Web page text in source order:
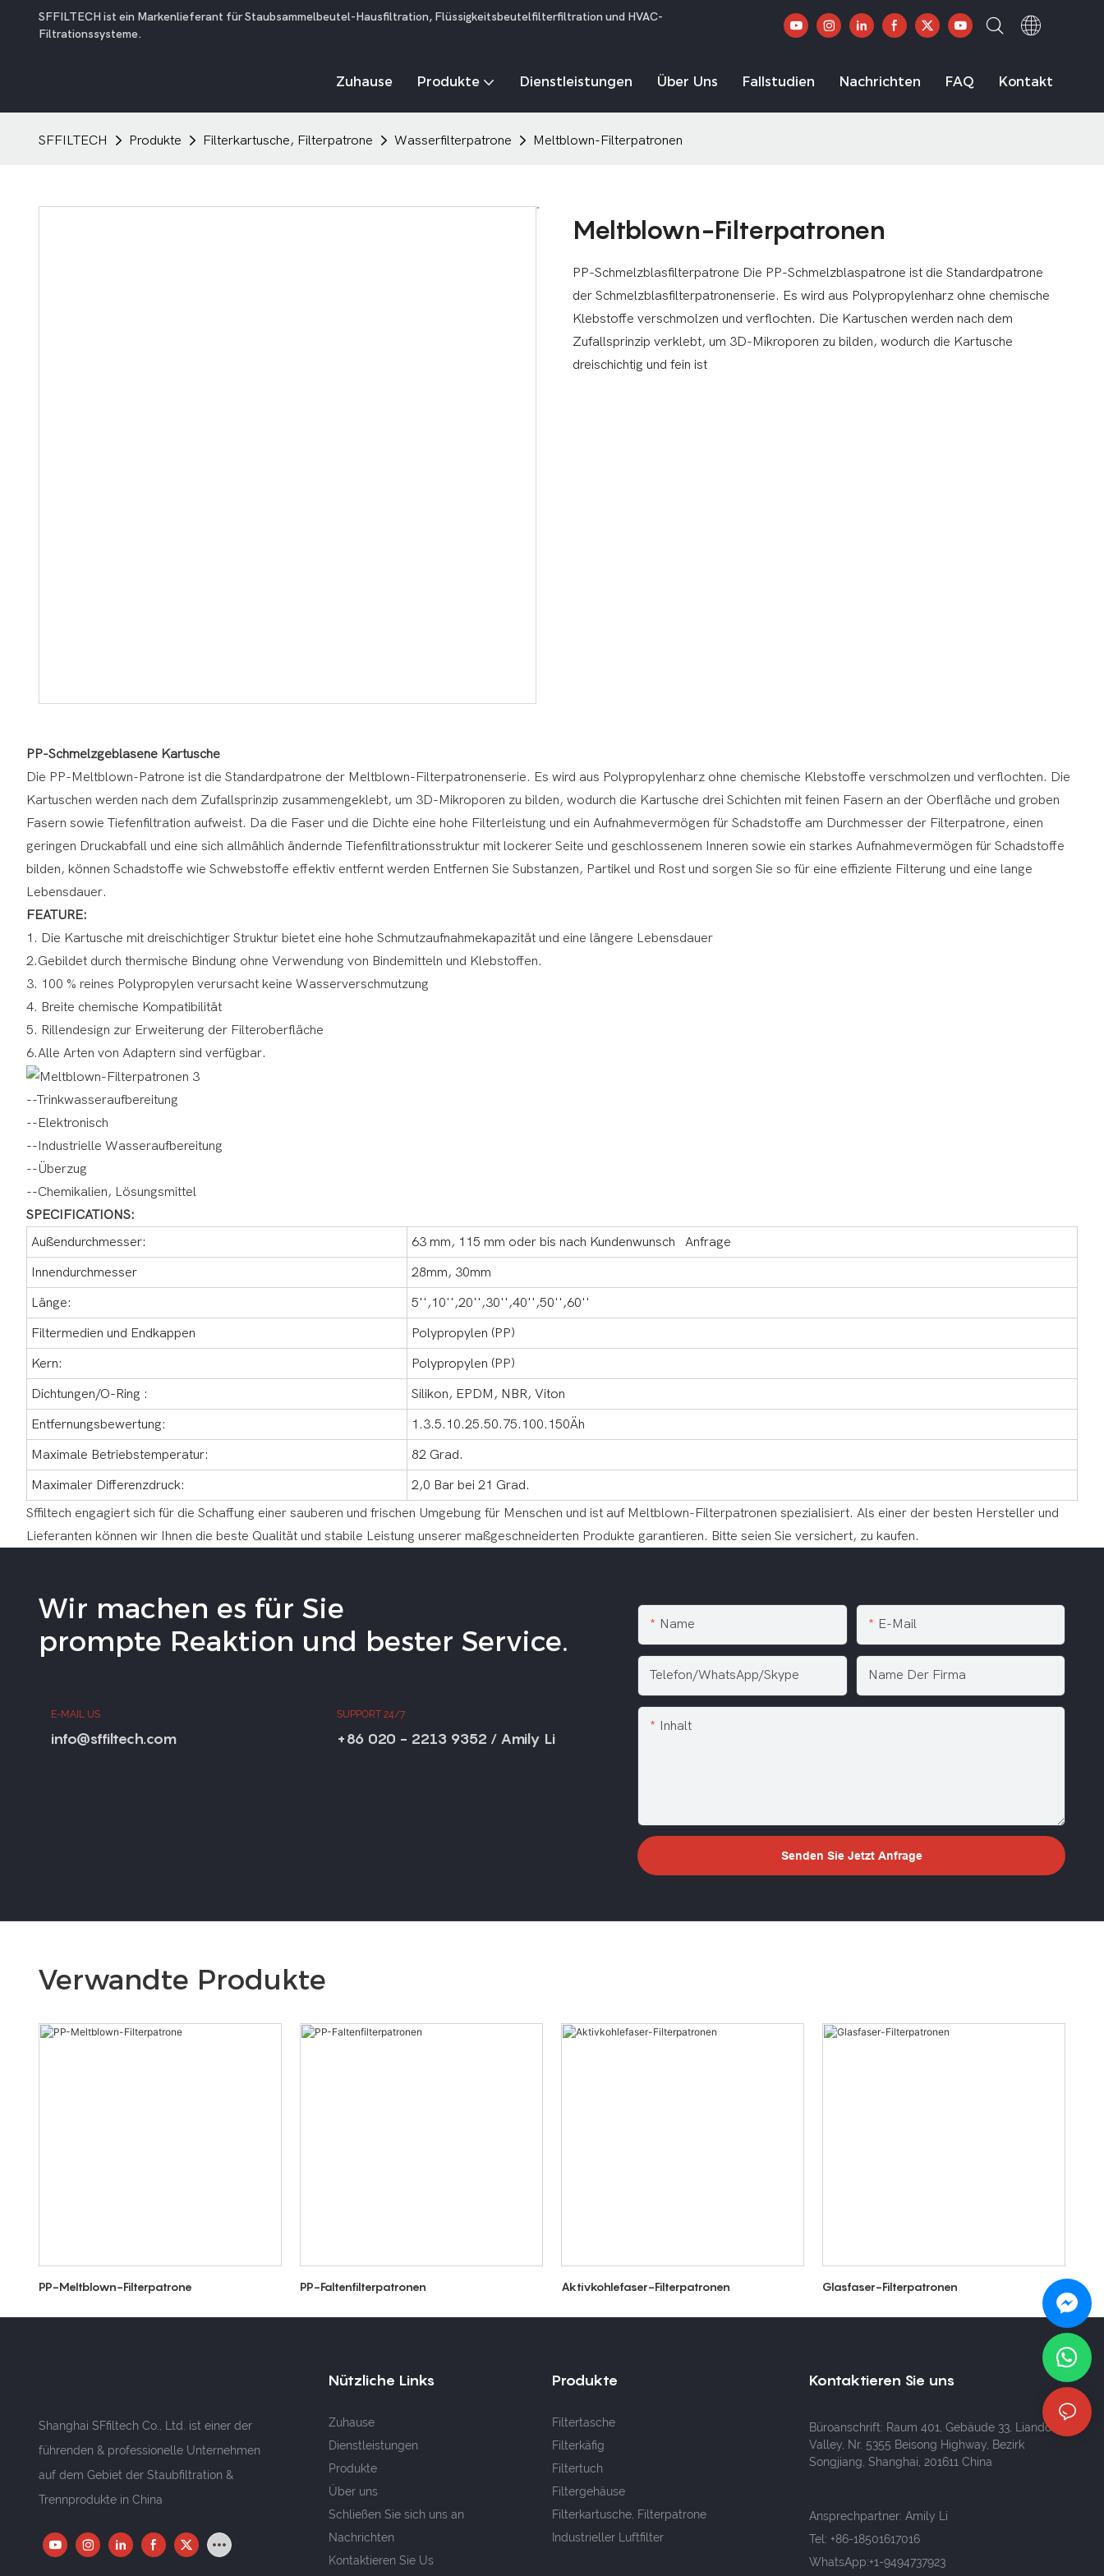
SFFILTECH ist ein Markenlieferant für Staubsammelbeutel-Hausfiltration, Flüssigkeitsbeutelfilterfiltration und HVAC-
Filtrationssysteme.
Zuhause Produkte Dienstleistungen Über Uns Fallstudien Nachrichten FAQ Kontakt
SFFILTECH Produkte Filterkartusche, Filterpatrone Wasserfilterpatrone Meltblown-Filterpatronen
Meltblown-Filterpatronen
PP-Schmelzblasfilterpatrone Die PP-Schmelzblaspatrone ist die Standardpatrone
der Schmelzblasfilterpatronenserie. Es wird aus Polypropylenharz ohne chemische
Klebstoffe verschmolzen und verflochten. Die Kartuschen werden nach dem
Zufallsprinzip verklebt, um 3D-Mikroporen zu bilden, wodurch die Kartusche
dreischichtig und fein ist
PP-Schmelzgeblasene Kartusche
Die PP-Meltblown-Patrone ist die Standardpatrone der Meltblown-Filterpatronenserie. Es wird aus Polypropylenharz ohne chemische Klebstoffe verschmolzen und verflochten. Die
Kartuschen werden nach dem Zufallsprinzip zusammengeklebt, um 3D-Mikroporen zu bilden, wodurch die Kartusche drei Schichten mit feinen Fasern an der Oberfläche und groben
Fasern sowie Tiefenfiltration aufweist. Da die Faser und die Dichte eine hohe Filterleistung und ein Aufnahmevermögen für Schadstoffe am Durchmesser der Filterpatrone, einen
geringen Druckabfall und eine sich allmählich ändernde Tiefenfiltrationsstruktur mit lockerer Seite und geschlossenem Inneren sowie ein starkes Aufnahmevermögen für Schadstoffe
bilden, können Schadstoffe wie Schwebstoffe effektiv entfernt werden Entfernen Sie Substanzen, Partikel und Rost und sorgen Sie so für eine effiziente Filterung und eine lange
Lebensdauer.
FEATURE:
1. Die Kartusche mit dreischichtiger Struktur bietet eine hohe Schmutzaufnahmekapazität und eine längere Lebensdauer
2.Gebildet durch thermische Bindung ohne Verwendung von Bindemitteln und Klebstoffen.
3. 100 % reines Polypropylen verursacht keine Wasserverschmutzung
4. Breite chemische Kompatibilität
5. Rillendesign zur Erweiterung der Filteroberfläche
6.Alle Arten von Adaptern sind verfügbar.
--Trinkwasseraufbereitung
--Elektronisch
--Industrielle Wasseraufbereitung
--Überzug
--Chemikalien, Lösungsmittel
SPECIFICATIONS:
Außendurchmesser:
63 mm, 115 mm oder bis nach Kundenwunsch Anfrage
Innendurchmesser 28mm, 30mm
Länge: 5'',10'',20'',30'',40'',50'',60''
Filtermedien und Endkappen Polypropylen (PP)
Kern: Polypropylen (PP)
Dichtungen/O-Ring : Silikon, EPDM, NBR, Viton
Entfernungsbewertung: 1.3.5.10.25.50.75.100.150Äh
Maximale Betriebstemperatur: 82 Grad.
Maximaler Differenzdruck:
2,0 Bar bei 21 Grad.
Sffiltech engagiert sich für die Schaffung einer sauberen und frischen Umgebung für Menschen und ist auf Meltblown-Filterpatronen spezialisiert. Als einer der besten Hersteller und
Lieferanten können wir Ihnen die beste Qualität und stabile Leistung unserer maßgeschneiderten Produkte garantieren. Bitte seien Sie versichert, zu kaufen.
Wir machen es für Sie
prompte Reaktion und bester Service.
E-MAIL US
info@sffiltech.com
SUPPORT 24/7
+86 020 - 2213 9352 / Amily Li
Name E-Mail
Telefon/WhatsApp/Skype Name Der Firma
Inhalt
Senden Sie Jetzt Anfrage
Verwandte Produkte
PP-Meltblown-Filterpatrone PP-Faltenfilterpatronen Aktivkohlefaser-Filterpatronen Glasfaser-Filterpatronen
Shanghai SFfiltech Co., Ltd. ist einer der
führenden & professionelle Unternehmen
auf dem Gebiet der Staubfiltration &
Trennprodukte in China
Nützliche Links
Zuhause
Dienstleistungen
Produkte
Über uns
Schließen Sie sich uns an
Nachrichten
Kontaktieren Sie Us
Produkte
Filtertasche
Filterkäfig
Filtertuch
Filtergehäuse
Filterkartusche, Filterpatrone
Industrieller Luftfilter
Kontaktieren Sie uns
Büroanschrift: Raum 401, Gebäude 33, Liando U
Valley, Nr. 5355 Beisong Highway, Bezirk
Songjiang, Shanghai, 201611 China
Ansprechpartner: Amily Li
Tel: +86-18501617016
WhatsApp:+1-9494737923